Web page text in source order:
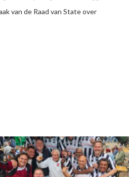
van de Raad van State over